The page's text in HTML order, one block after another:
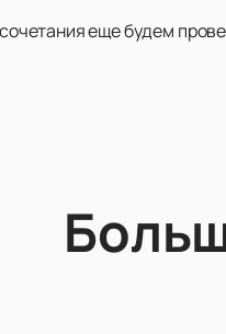
еще будем